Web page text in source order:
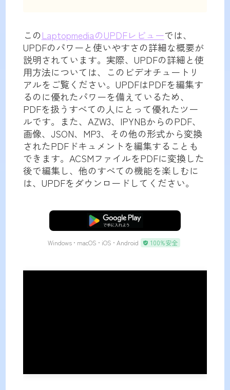
このLaptopmediaのUPDFレビューでは、
UPDFのパワーと使いやすさの詳細な概要が
説明されています。実際、UPDFの詳細と使
用方法については、このビデオチュートリ
アルをご覧ください。UPDFはPDFを編集す
るのに優れたパワーを備えているため、
PDFを扱うすべての人にとって優れたツー
ルです。また、AZW3、IPYNBからのPDF、
画像、JSON、MP3、その他の形式から変換
されたPDFドキュメントを編集することも
できます。ACSMファイルをPDFに変換した
後で編集し、他のすべての機能を楽しむに
は、UPDFをダウンロードしてください。
無料ダウンロード
Windows • macOS • iOS • Android 100%安全